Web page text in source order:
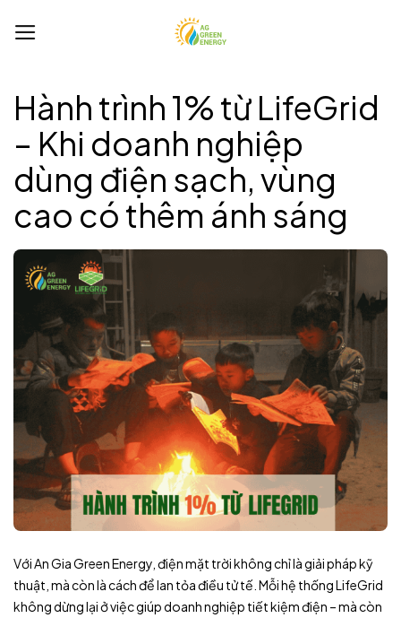
qua
Hành trình 1% từ LifeGrid
– Khi doanh nghiệp
dùng điện sạch, vùng
cao có thêm ánh sáng
Với An Gia Green Energy, điện mặt trời không chỉ là giải pháp kỹ
thuật, mà còn là cách để lan tỏa điều tử tế. Mỗi hệ thống LifeGrid
không dừng lại ở việc giúp doanh nghiệp tiết kiệm điện – mà còn